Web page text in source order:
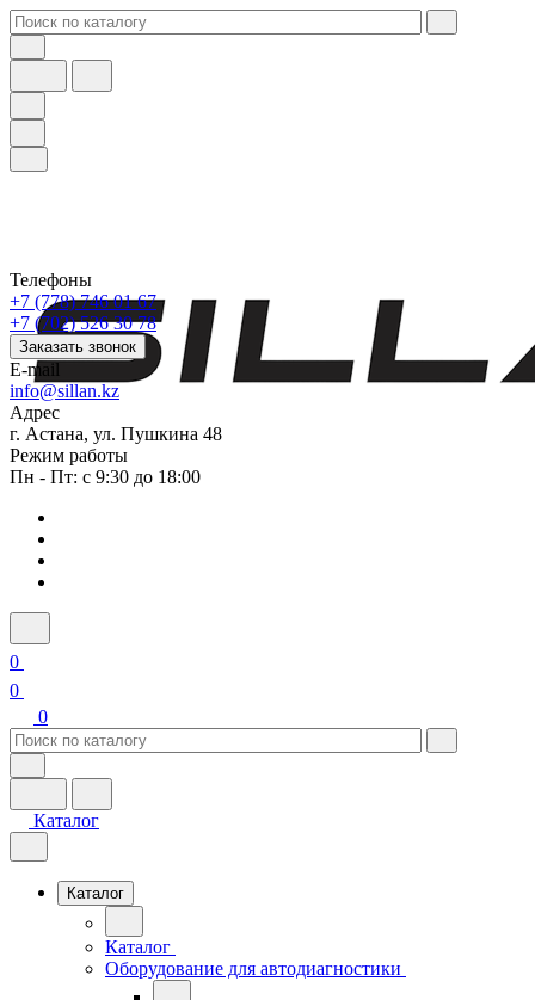
Телефоны
+7 (778) 746 01 67
+7 (702) 526 30 78
Заказать звонок
E-mail
info@sillan.kz
Адрес
г. Астана, ул. Пушкина 48
Режим работы
Пн - Пт: с 9:30 до 18:00
0
0
0
Каталог
Каталог
Каталог
Оборудование для автодиагностики